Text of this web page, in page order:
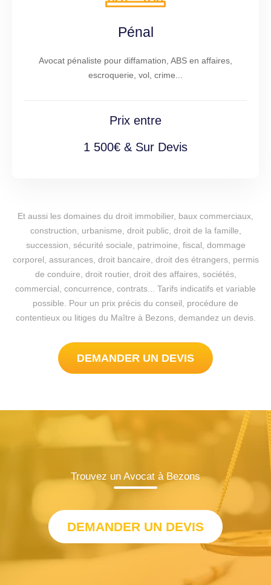
Pénal
Avocat pénaliste pour diffamation, ABS en affaires,
escroquerie, vol, crime...
Prix entre
1 500€ & Sur Devis
Et aussi les domaines du droit immobilier, baux commerciaux,
construction, urbanisme, droit public, droit de la famille,
succession, sécurité sociale, patrimoine, fiscal, dommage
corporel, assurances, droit bancaire, droit des étrangers, permis
de conduire, droit routier, droit des affaires, sociétés,
commercial, concurrence, contrats... Tarifs indicatifs et variable
possible. Pour un prix précis du conseil, procédure de
contentieux ou litiges du Maître à Bezons, demandez un devis.
DEMANDER UN DEVIS
Trouvez un Avocat à Bezons
DEMANDER UN DEVIS